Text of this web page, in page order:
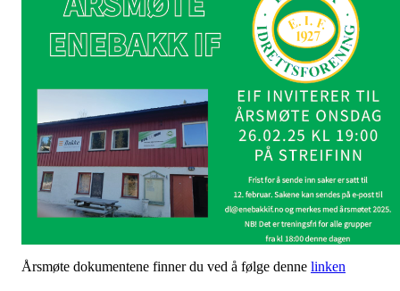
Årsmøte dokumentene finner du ved å følge denne linken